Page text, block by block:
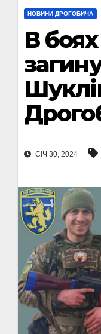
НОВИНИ ДРОГОБИЧА
В
СІЧ 30, 2024